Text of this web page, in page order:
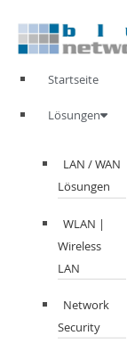
Inhalt
springen
Startseite
Lösungen
LAN / WAN
Lösungen
WLAN |
Wireless
LAN
Network
Security